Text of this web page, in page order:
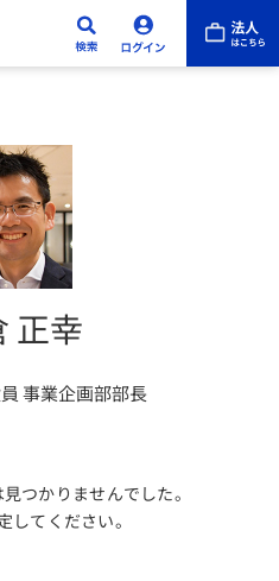
正幸
事業企画部部長
つかりませんでした。
してください。